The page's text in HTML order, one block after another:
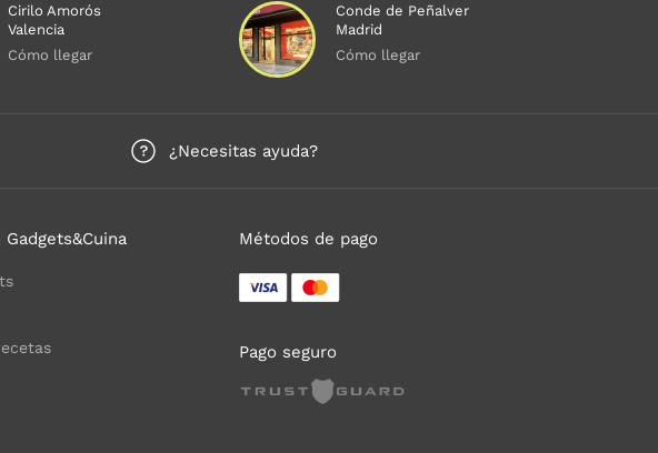
Cirilo Amorós
Valencia
Cómo llegar
Conde de Peñalver
Madrid
Cómo llegar
¿Necesitas ayuda?
Métodos de pago
Pago seguro